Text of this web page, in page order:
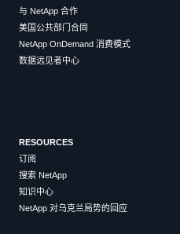
与 NetApp 合作
美国公共部门合同
NetApp OnDemand 消费模式
数据远见者中心
RESOURCES
订阅
搜索 NetApp
知识中心
NetApp 对乌克兰局势的回应